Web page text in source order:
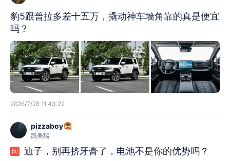
豹5跟普拉多差十五万，撬动神车墙角靠的真是便宜
吗？
2026/7/28 11:43:22
pizzaboy
凯美瑞
问
迪子，别再挤牙膏了，电池不是你的优势吗？